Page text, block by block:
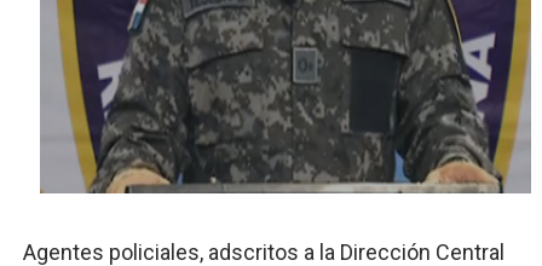
UNTC inicia ofensiva para recuperar fuerza gremial
PRM escogerá este domingo su nueva cúpula
Candidato a presidente del Colegio de Notarios hace
Digecac realizará Primer Festival de Plantas 2026
Josefa Castillo: Liderazgo y Transformación Social al
Agentes policiales, adscritos a la Dirección Central